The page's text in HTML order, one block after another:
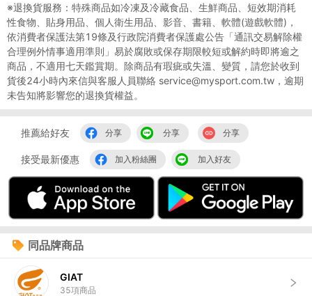
※退換貨服務：特殊商品如冷凍及冷藏食品、生鮮商品、短效期消耗
性食物、貼身用品、個人衛生用品、影音、書籍、軟體(遊戲軟體)，
依消費者保護法第19條及行政院消費者保護處公告「通訊交易解除權
合理例外情事適用準則」易於腐敗或保存期限較短或解約時即將逾之
商品，不適用七天鑑賞期。除商品有瑕疵或失溫、變質，請您於收到
貨後24小時內來信與客服人員聯絡 service@mysport.com.tw，逾期
未告知將影響您的退換貨權益。
推薦給好友 分享 分享 分享
接受最新優惠 加入粉絲團 加入好友
同品牌商品
GIAT
35項商品